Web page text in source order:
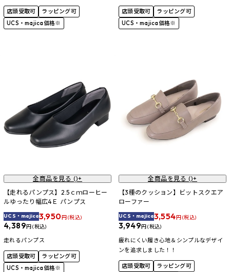
店頭受取可
ラッピング可
UCS・majica価格※
店頭受取可
ラッピング可
UCS・majica価格※
全商品を見る ()+
【走れるパンプス】2.5ｃｍローヒー
ルゆったり幅広4Ｅ パンプス
UCS・majica3,950円 (税込)
4,389円 (税込)
走れるパンプス
店頭受取可
ラッピング可
UCS・majica価格※
全商品を見る ()+
【3種のクッション】ビットスクエア
ローファー
UCS・majica3,554円 (税込)
3,949円 (税込)
疲れにくい履き心地＆シンプルなデザイ
ンを追求しました！！
店頭受取可
ラッピング可